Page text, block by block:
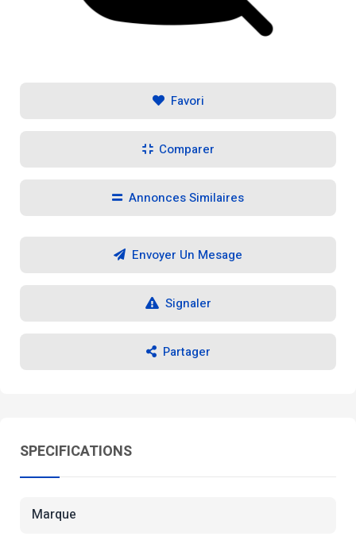
Favori
Comparer
Annonces Similaires
Envoyer Un Mesage
Signaler
Partager
SPECIFICATIONS
Marque